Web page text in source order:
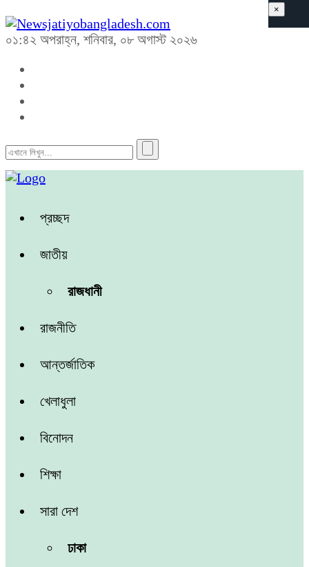
০১:৪২ অপরাহ্ন, শনিবার, ০৮ অগাস্ট ২০২৬
প্রচ্ছদ
জাতীয়
রাজধানী
রাজনীতি
আন্তর্জাতিক
খেলাধুলা
বিনোদন
শিক্ষা
সারা দেশ
ঢাকা
×